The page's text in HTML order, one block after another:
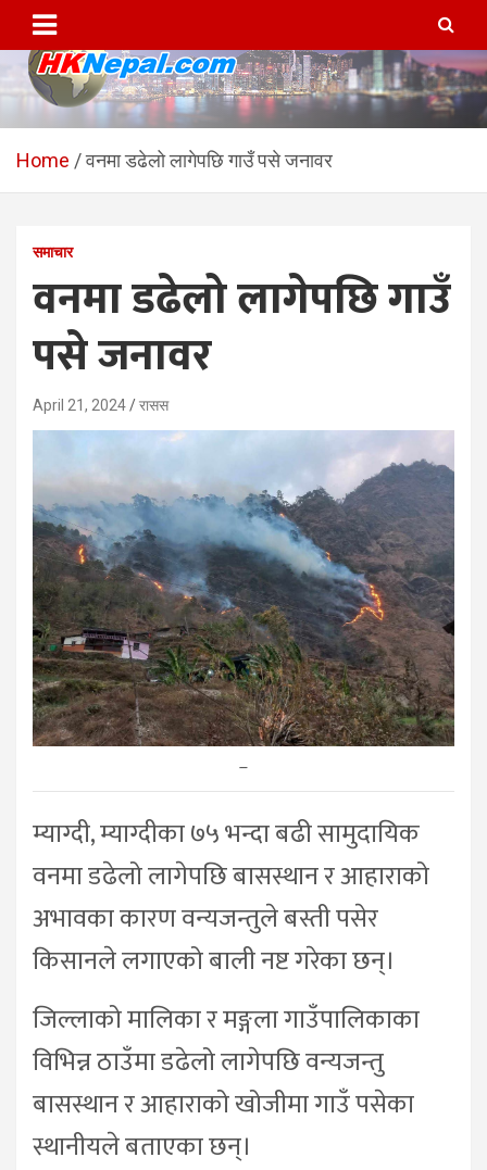
content
HKNepal.com – हङकङबाट
सञ्चालित पहिलो नेपाली अनलाईन
hknepal, hknepal.com, hk nepal, hk nepal com
Home वनमा डढेलो लागेपछि गाउँ पसे जनावर
समाचार
वनमा डढेलो लागेपछि गाउँ
पसे जनावर
April 21, 2024 रासस
–
म्याग्दी, म्याग्दीका ७५ भन्दा बढी सामुदायिक
वनमा डढेलो लागेपछि बासस्थान र आहाराको
अभावका कारण वन्यजन्तुले बस्ती पसेर
किसानले लगाएको बाली नष्ट गरेका छन्।
जिल्लाको मालिका र मङ्गला गाउँपालिकाका
विभिन्न ठाउँमा डढेलो लागेपछि वन्यजन्तु
बासस्थान र आहाराको खोजीमा गाउँ पसेका
स्थानीयले बताएका छन्।